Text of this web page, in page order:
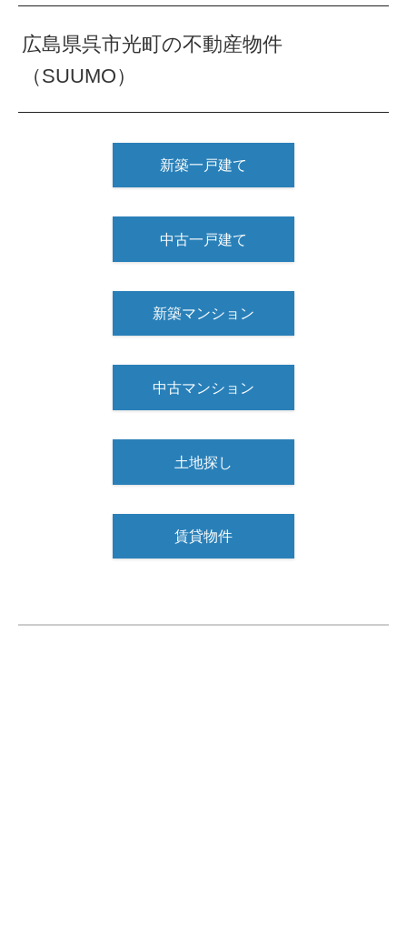
広島県呉市光町の不動産物件
（SUUMO）
新築一戸建て
中古一戸建て
新築マンション
中古マンション
土地探し
賃貸物件